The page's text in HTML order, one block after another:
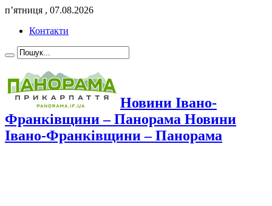
п’ятниця , 07.08.2026
Контакти
Новини Івано-
Франківщини – Панорама Новини
Івано-Франківщини – Панорама